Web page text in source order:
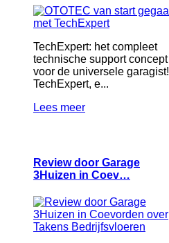
TechExpert: het compleet
technische support concept
voor de universele garagist!
TechExpert, e...
Lees meer
Review door Garage
3Huizen in Coev…